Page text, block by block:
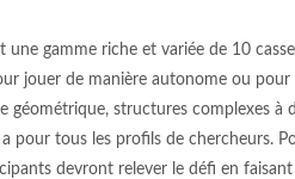
une gamme riche et variée de 10
jouer de manière autonome ou pour
géométrique, structures complexes à
pour tous les profils de chercheurs.
devront relever le défi en